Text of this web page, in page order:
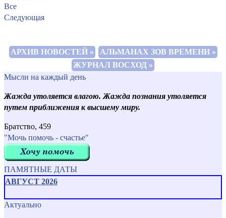
Все
Следующая
АРХИВ НОВОСТЕЙ »
АЛЬМАНАХ ЗОВ ВРЕМЕНИ »
ЖУРНАЛ ВОСХОД »
Мысли на каждый день
Жажда утоляется влагою. Жажда познания утоляется
путем приближения к высшему миру.
Братство, 459
"Мочь помочь - счастье"
ПАМЯТНЫЕ ДАТЫ
АВГУСТ 2026
Актуально